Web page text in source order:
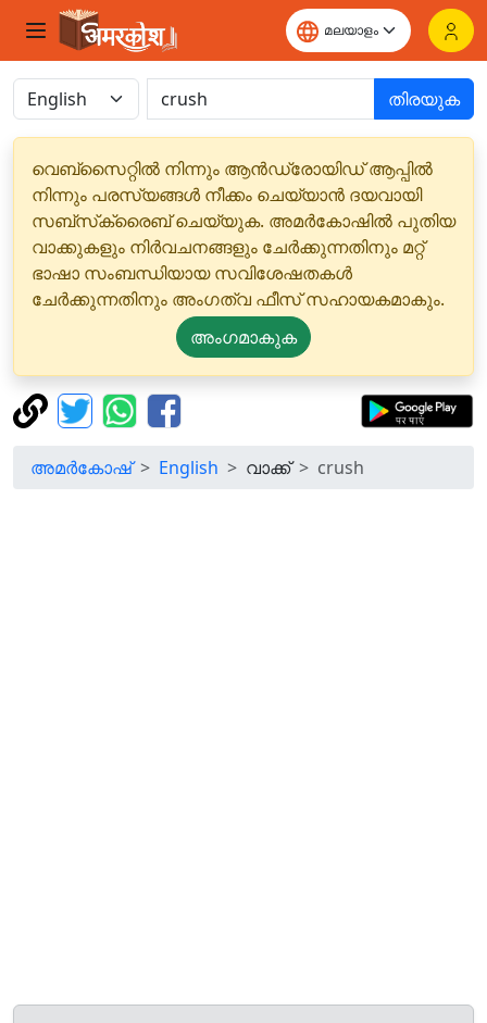
തിരയുക
വെബ്‌സൈറ്റിൽ നിന്നും ആൻഡ്രോയിഡ് ആപ്പിൽ
നിന്നും പരസ്യങ്ങൾ നീക്കം ചെയ്യാൻ ദയവായി
സബ്‌സ്‌ക്രൈബ് ചെയ്യുക. അമർകോഷിൽ പുതിയ
വാക്കുകളും നിർവചനങ്ങളും ചേർക്കുന്നതിനും മറ്റ്
ഭാഷാ സംബന്ധിയായ സവിശേഷതകൾ
ചേർക്കുന്നതിനും അംഗത്വ ഫീസ് സഹായകമാകും.
അംഗമാകുക
അമർകോഷ് English വാക്ക് crush